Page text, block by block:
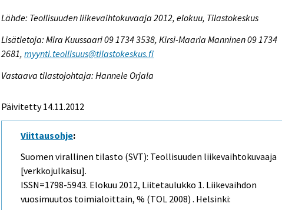
Lähde: Teollisuuden liikevaihtokuvaaja 2012, elokuu, Tilastokeskus
Lisätietoja: Mira Kuussaari 09 1734 3538, Kirsi-Maaria Manninen 09 1734
2681,myynti.teollisuus@tilastokeskus.fi
Vastaava tilastojohtaja: Hannele Orjala
Päivitetty 14.11.2012
Viittausohje:
Suomen virallinen tilasto (SVT): Teollisuuden liikevaihtokuvaaja
[verkkojulkaisu].
ISSN=1798-5943. Elokuu 2012, Liitetaulukko 1. Liikevaihdon
vuosimuutos toimialoittain, % (TOL 2008) . Helsinki: